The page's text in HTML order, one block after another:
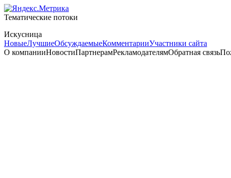
Тематические потоки
Искусница
НовыеЛучшиеОбсуждаемыеКомментарииУчастники сайта
О компанииНовостиПартнерамРекламодателямОбратная